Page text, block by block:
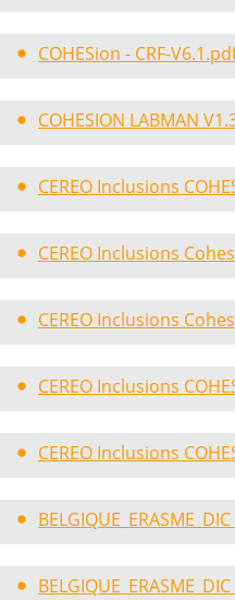
COHESion - CRF-
COHESION LABMAN
CEREO Inclusions
CEREO Inclusions
CEREO Inclusions
CEREO Inclusions
CEREO Inclusions